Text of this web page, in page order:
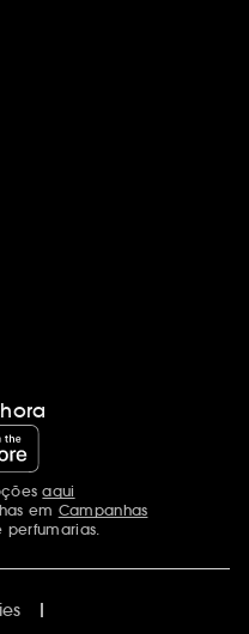
aqui
em Campanhas